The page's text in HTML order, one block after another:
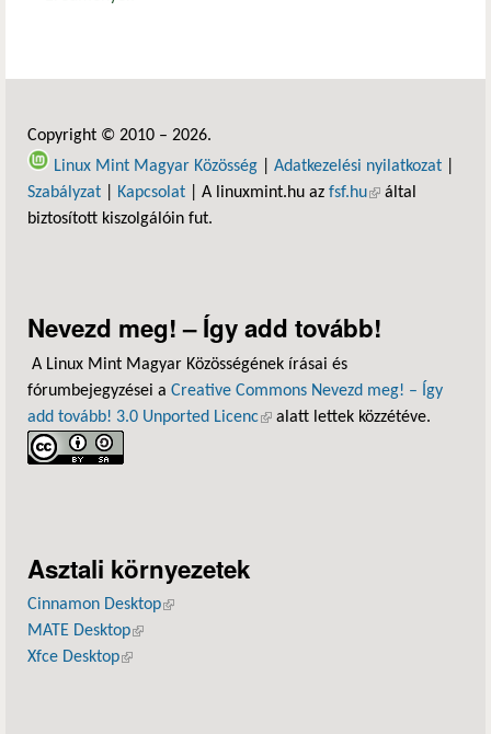
Copyright © 2010 – 2026.
Linux Mint Magyar Közösség
Adatkezelési nyilatkozat
Szabályzat
Kapcsolat | A linuxmint.hu az fsf.hu(külső hivatkozás)
által
biztosított kiszolgálóin fut.
Nevezd meg! – Így add tovább!
A Linux Mint Magyar Közösségének írásai és
fórumbejegyzései a Creative Commons Nevezd meg! – Így
add tovább! 3.0 Unported Licenc(külső hivatkozás)
alatt lettek közzétéve.
Asztali környezetek
Cinnamon Desktop(külső hivatkozás)
MATE Desktop(külső hivatkozás)
Xfce Desktop(külső hivatkozás)